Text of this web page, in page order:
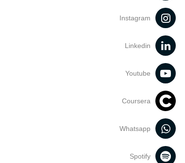
Instagram
Linkedin
Youtube
Coursera
Whatsapp
Spotify